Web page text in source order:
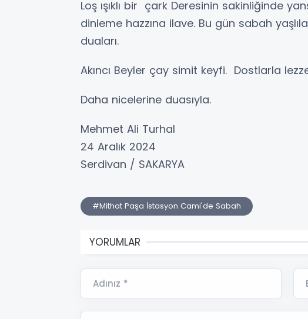
Loş ışıklı bir çark Deresinin sakinliğinde
dinleme hazzına ilave. Bu gün sabah
duaları.
Akıncı Beyler çay simit keyfi. Dostlarla
Daha nicelerine duasıyla.
Mehmet Ali Turhal
24 Aralık 2024
Serdivan / SAKARYA
#Mithat Paşa İstasyon Cami'de Sabah
YORUMLAR
Adınız *